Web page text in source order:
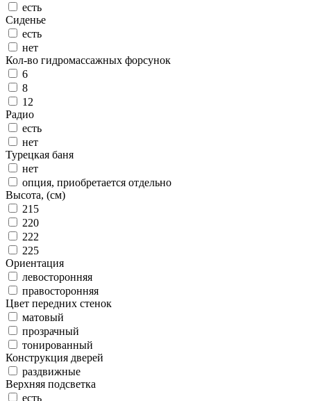
есть
Сиденье
есть
нет
Кол-во гидромассажных форсунок
6
8
12
Радио
есть
нет
Турецкая баня
нет
опция, приобретается отдельно
Высота, (см)
215
220
222
225
Ориентация
левосторонняя
правосторонняя
Цвет передних стенок
матовый
прозрачный
тонированный
Конструкция дверей
раздвижные
Верхняя подсветка
есть